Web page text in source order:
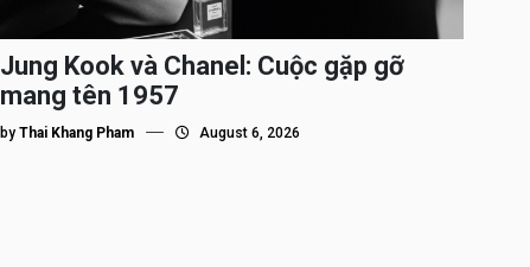
Jung Kook và Chanel: Cuộc gặp gỡ
mang tên 1957
byThai Khang Pham August 6, 2026